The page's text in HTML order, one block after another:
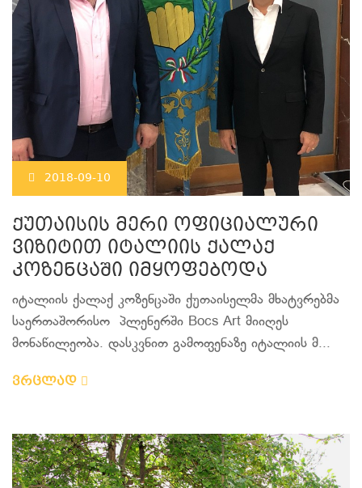
2018-09-10
ქუთაისის მერი ოფიციალური
ვიზიტით იტალიის ქალაქ
კოზენცაში იმყოფებოდა
იტალიის ქალაქ კოზენცაში ქუთაისელმა მხატვრებმა
საერთაშორისო პლენერში Bocs Art მიიღეს
მონაწილეობა. დასკვნით გამოფენაზე იტალიის მ...
ვრცლად